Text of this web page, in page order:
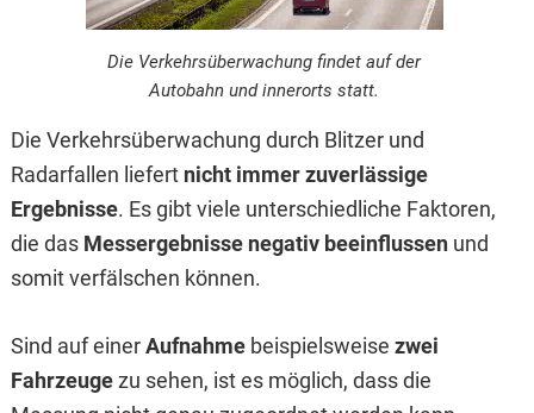
Die Verkehrsüberwachung findet auf der
Autobahn und innerorts statt.
Die Verkehrsüberwachung durch Blitzer und
Radarfallen liefert nicht immer zuverlässige
Ergebnisse. Es gibt viele unterschiedliche Faktoren,
die das Messergebnisse negativ beeinflussenund
somit verfälschen können.
Sind auf einerAufnahmebeispielsweise zwei
Fahrzeugezu sehen, ist es möglich, dass die